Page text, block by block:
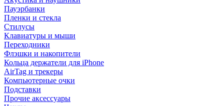
Пауэрбанки
Пленки и стекла
Стилусы
Клавиатуры и мыши
Переходники
Флэшки и накопители
Кольца держатели для iPhone
AirTag и трекеры
Компьютерные очки
Подставки
Прочие аксессуары